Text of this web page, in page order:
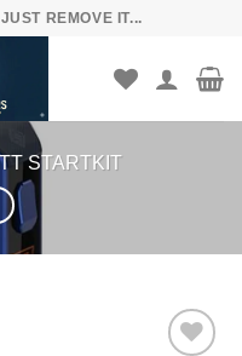
REMOVE IT...
STARTKIT